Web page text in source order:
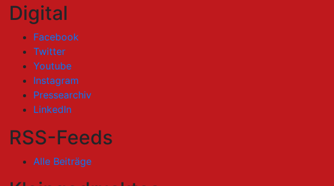
Digital
Facebook
Twitter
Youtube
Instagram
Pressearchiv
LinkedIn
RSS-Feeds
Alle Beiträge